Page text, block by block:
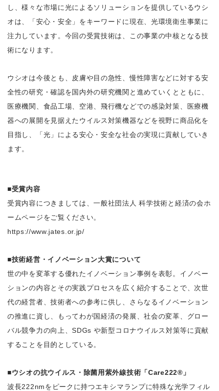
し、様々な市場に光によるソリューションを提供しているウシ
オは、「安心・安全」をキーワードに現在、光環境衛生事業に
注力しています。今回の受賞技術は、この事業の中核となる技
術になります。
ウシオは今後とも、皮膚や目の急性、慢性障害などに対する安
全性の研究・確認を国内外の研究機関と進めていくとともに、
医療機関、食品工場、空港、飛行機などでの感染対策、医療機
器への展開を見据えたウイルス対策機器などを視野に商品化を
目指し、「光」による安心・安全な社会の実現に貢献していき
ます。
■受賞内容
受賞内容につきましては、一般社団法人 科学技術と経済の会ホ
ームページをご覧ください。
https://www.jates.or.jp/
■技術経営・イノベーション大賞について
世の中を変革する優れたイノベーション事例を表彰。イノベー
ションの内容とその実践プロセスを広く紹介することで、次世
代の経営者、技術者への参考に供し、さらなるイノベーション
の推進に資し、もってわが国経済の発展、社会の変革、グロー
バル競争力の向上、SDGs や新型コロナウイルス対策等に貢献
することを目的としている。
■ウシオの抗ウイルス・除菌用紫外線技術「Care222®」
波長222nmをピークに持つエキシマランプに特殊な光学フィル